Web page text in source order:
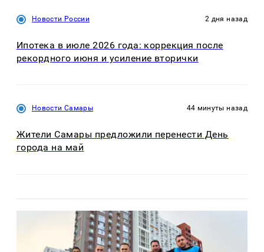
Новости России 2 дня назад
Ипотека в июле 2026 года: коррекция после
рекордного июня и усиление вторички
Новости Самары 44 минуты назад
Жители Самары предложили перенести День
города на май